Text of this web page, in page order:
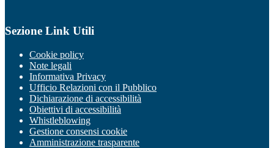
Sezione Link Utili
Cookie policy
Note legali
Informativa Privacy
Ufficio Relazioni con il Pubblico
Dichiarazione di accessibilità
Obiettivi di accessibilità
Whistleblowing
Gestione consensi cookie
Amministrazione trasparente